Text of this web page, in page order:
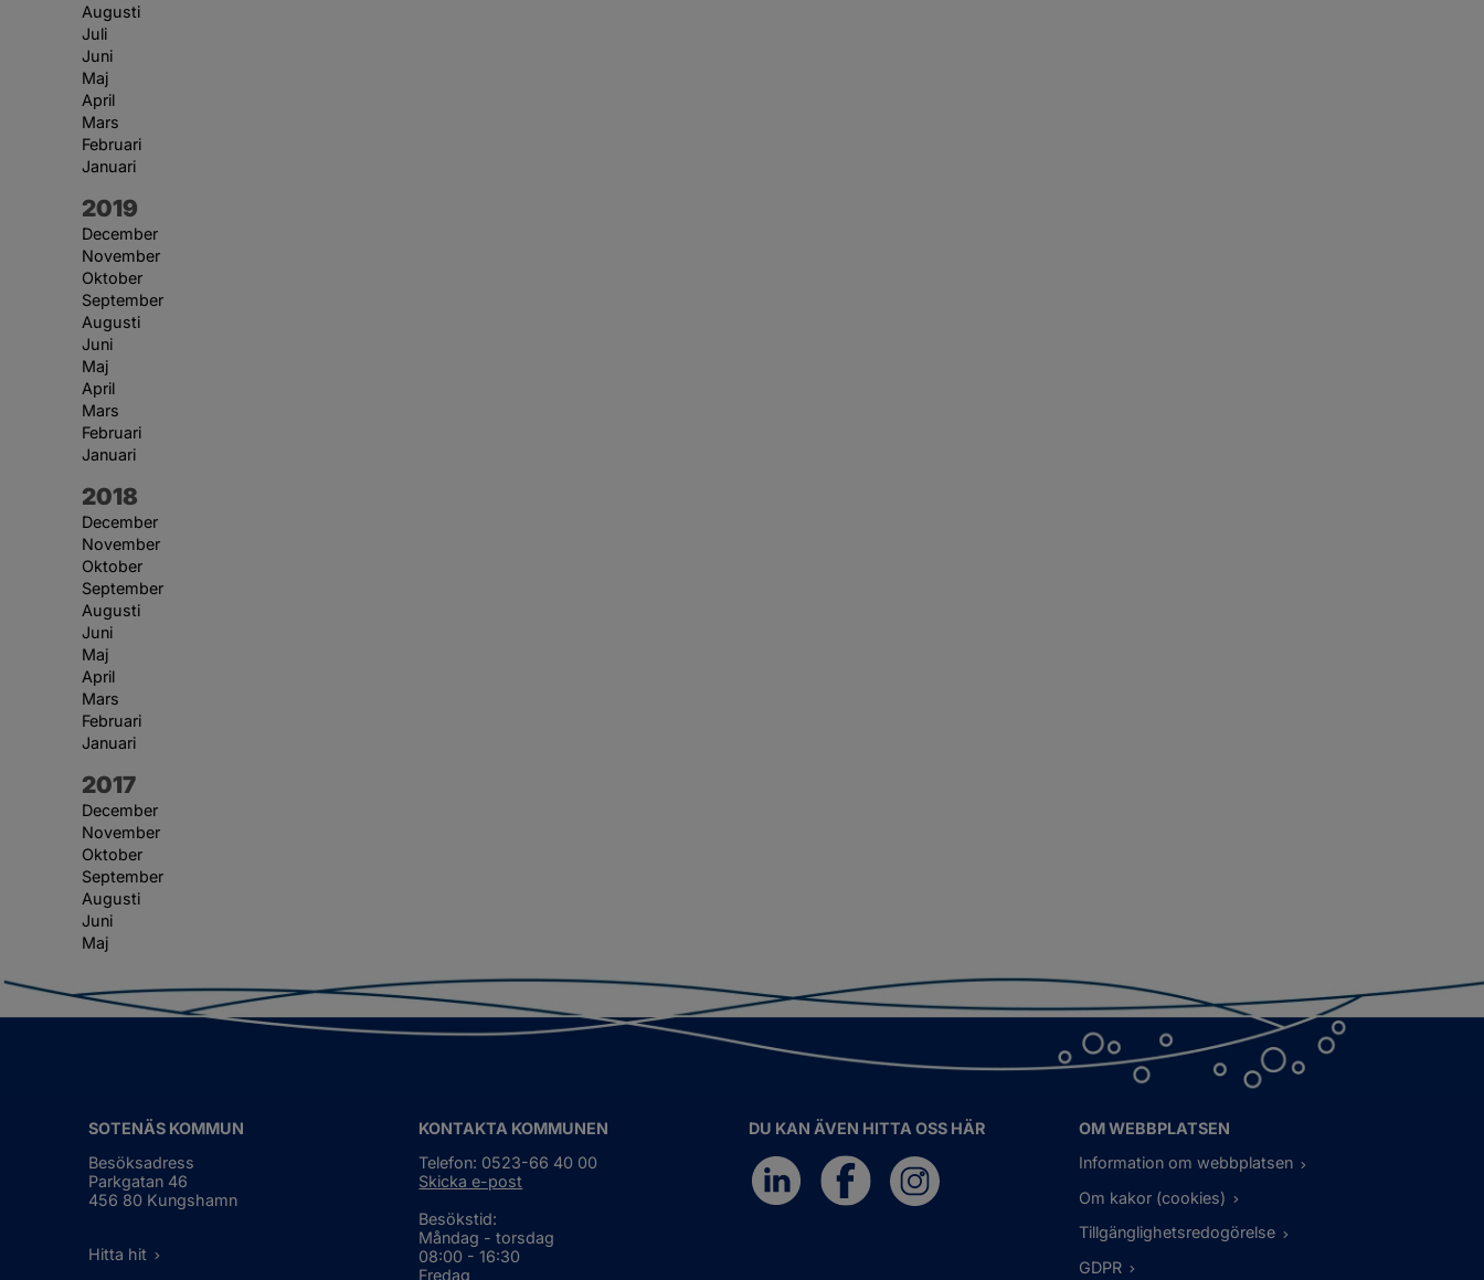
Augusti
Juli
Juni
Maj
April
Mars
Februari
Januari
År:
2019
December
November
Oktober
September
Augusti
Juni
Maj
April
Mars
Februari
Januari
År:
2018
December
November
Oktober
September
Augusti
Juni
Maj
April
Mars
Februari
Januari
År:
2017
December
November
Oktober
September
Augusti
Juni
Maj
SOTENÄS KOMMUN
Besöksadress
Parkgatan 46
456 80 Kungshamn
Hitta hit
KONTAKTA KOMMUNEN
Telefon: 0523-66 40 00
Skicka e-post
Besökstid:
Måndag - torsdag
08:00 - 16:30
Fredag
DU KAN ÄVEN HITTA OSS HÄR
OM WEBBPLATSEN
Information om webbplatsen
Om kakor (cookies)
Tillgänglighetsredogörelse
GDPR